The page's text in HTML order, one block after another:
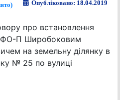
Опубліковано: 18.04.2019
про встановлення
ФО-П Широбоковим
на земельну ділянку в
№ 25 по вулиці